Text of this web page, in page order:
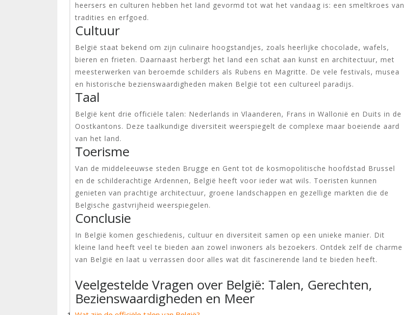
heersers en culturen hebben het land gevormd tot wat het vandaag is: een smeltkroes van
tradities en erfgoed.
Cultuur
België staat bekend om zijn culinaire hoogstandjes, zoals heerlijke chocolade, wafels,
bieren en frieten. Daarnaast herbergt het land een schat aan kunst en architectuur, met
meesterwerken van beroemde schilders als Rubens en Magritte. De vele festivals, musea
en historische bezienswaardigheden maken België tot een cultureel paradijs.
Taal
België kent drie officiële talen: Nederlands in Vlaanderen, Frans in Wallonië en Duits in de
Oostkantons. Deze taalkundige diversiteit weerspiegelt de complexe maar boeiende aard
van het land.
Toerisme
Van de middeleeuwse steden Brugge en Gent tot de kosmopolitische hoofdstad Brussel
en de schilderachtige Ardennen, België heeft voor ieder wat wils. Toeristen kunnen
genieten van prachtige architectuur, groene landschappen en gezellige markten die de
Belgische gastvrijheid weerspiegelen.
Conclusie
In België komen geschiedenis, cultuur en diversiteit samen op een unieke manier. Dit
kleine land heeft veel te bieden aan zowel inwoners als bezoekers. Ontdek zelf de charme
van België en laat u verrassen door alles wat dit fascinerende land te bieden heeft.
Veelgestelde Vragen over België: Talen, Gerechten,
Bezienswaardigheden en Meer